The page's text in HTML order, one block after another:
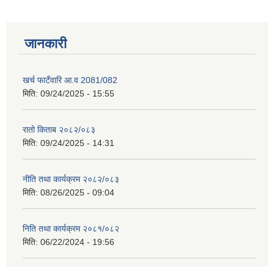
जानकारी
खर्च फाटँवारि आ.व 2081/082
मिति: 09/24/2025 - 15:55
रातो किताब २०८२/०८३
मिति: 09/24/2025 - 14:31
नीति तथा कार्यक्रम २०८२/०८३
मिति: 08/26/2025 - 09:04
निति तथा कार्यक्रम २०८१/०८२
मिति: 06/22/2024 - 19:56